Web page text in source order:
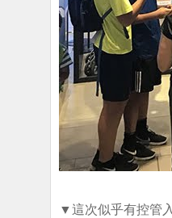
▼這次似乎有控管